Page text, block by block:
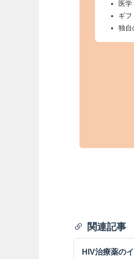
医
ギフ
独自
関連記事
HIV治療薬の